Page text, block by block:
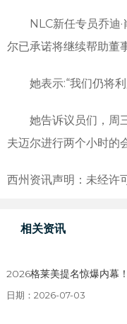
NLC新任专员乔迪·
尔已承诺将继续帮助董
她表示:“我们仍将利
她告诉议员们，周三
夫迈尔进行两个小时的
西州资讯声明：未经许
相关资讯
2026格莱美提名惊爆内幕
日期：2026-07-03